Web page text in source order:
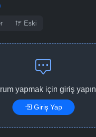
Eski
yapmak için giriş yapın
Giriş Yap